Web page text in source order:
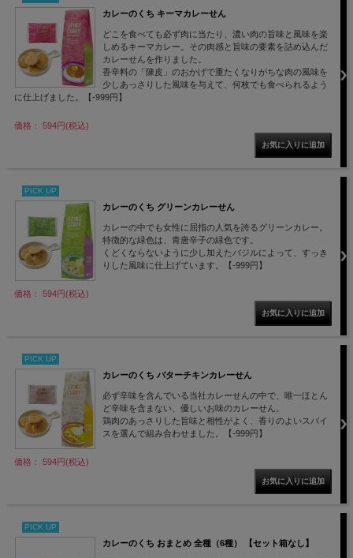
カレーのくち キーマカレーせん
どこを食べても必ず肉に当たり、濃い肉の旨味と風味を楽
しめるキーマカレー。その肉感と旨味の要素を詰め込んだ
カレーせんを作りました。
香辛料の「陳皮」のおかげで重たくなりがちな肉の風味を
少しあっさりした風味を与えて、何枚でも食べられるよう
に仕上げました。【-999円】
価格： 594円(税込)
PICK UP
カレーのくち グリーンカレーせん
カレーの中でも女性に屈指の人気を誇るグリーンカレー。
特徴的な緑色は、青唐辛子の緑色です。
くどくならないように少し加えたバジルによって、すっき
りした風味に仕上げています。【-999円】
価格： 594円(税込)
PICK UP
カレーのくち バターチキンカレーせん
必ず辛味を含んでいる当社カレーせんの中で、唯一ほとん
ど辛味を含まない、優しいお味のカレーせん。
鶏肉のあっさりした旨味と相性がよく、香りのよいスパイ
スを選んで組み合わせました。【-999円】
価格： 594円(税込)
PICK UP
カレーのくち おまとめ 全種（6種） 【セット箱なし】